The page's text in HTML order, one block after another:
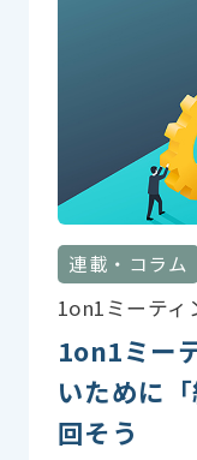
連載・コラム
1on1ミーティ
1on1ミー
いために
回そう